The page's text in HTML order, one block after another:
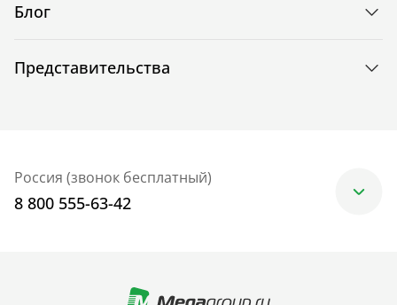
Блог
Представительства
Россия (звонок бесплатный)
8 800 555-63-42
+7 (499) 705-30-10